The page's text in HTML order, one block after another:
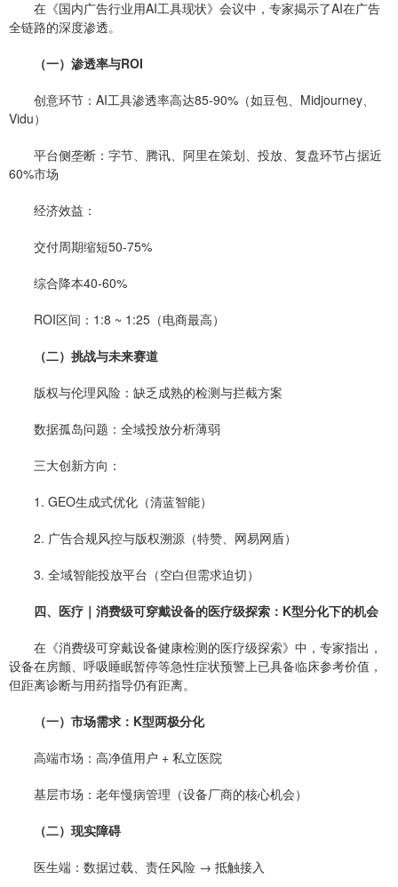
在《国内广告行业用AI工具现状》会议中，专家揭示了AI在广告
全链路的深度渗透。
（一）渗透率与ROI
创意环节：AI工具渗透率高达85-90%（如豆包、Midjourney、
Vidu）
平台侧垄断：字节、腾讯、阿里在策划、投放、复盘环节占据近
60%市场
经济效益：
交付周期缩短50-75%
综合降本40-60%
ROI区间：1:8 ~ 1:25（电商最高）
（二）挑战与未来赛道
版权与伦理风险：缺乏成熟的检测与拦截方案
数据孤岛问题：全域投放分析薄弱
三大创新方向：
1. GEO生成式优化（清蓝智能）
2. 广告合规风控与版权溯源（特赞、网易网盾）
3. 全域智能投放平台（空白但需求迫切）
四、医疗｜消费级可穿戴设备的医疗级探索：K型分化下的机会
在《消费级可穿戴设备健康检测的医疗级探索》中，专家指出，
设备在房颤、呼吸睡眠暂停等急性症状预警上已具备临床参考价值，
但距离诊断与用药指导仍有距离。
（一）市场需求：K型两极分化
高端市场：高净值用户 + 私立医院
基层市场：老年慢病管理（设备厂商的核心机会）
（二）现实障碍
医生端：数据过载、责任风险 → 抵触接入